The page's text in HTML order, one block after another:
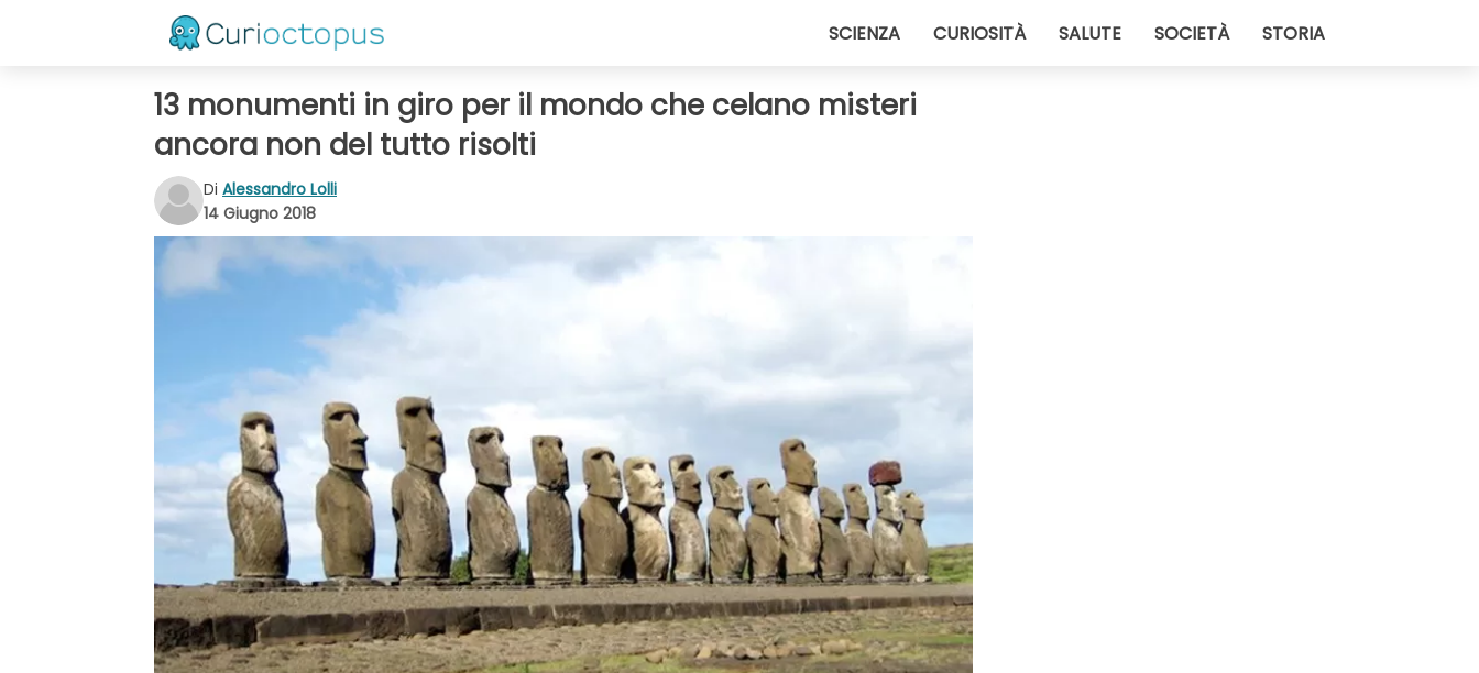
SCIENZA CURIOSITÀ SALUTE SOCIETÀ STORIA
13 monumenti in giro per il mondo che celano misteri
ancora non del tutto risolti
Di Alessandro Lolli
14 Giugno 2018